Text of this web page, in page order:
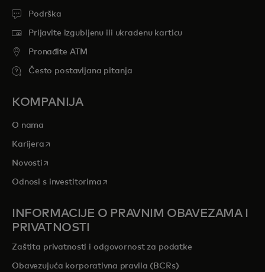
Podrška
Prijavite izgubljenu ili ukradenu karticu
Pronađite ATM
Često postavljana pitanja
KOMPANIJA
O nama
Karijeraopens in a new tab
Novosti opens in a new tab
Odnosi s investitorimaopens in a new tab
INFORMACIJE O PRAVNIM OBAVEZAMA I
PRIVATNOSTI
Zaštita privatnosti i odgovornost za podatke
Obavezujuća korporativna pravila (BCRs)